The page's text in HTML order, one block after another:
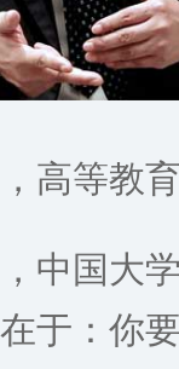
高等教
中国大
于：你